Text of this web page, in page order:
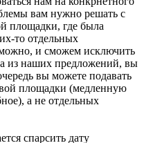
вам нужно решать с
площадки, где была
то отдельных
и сможем исключить
из наших предложений, вы
вы можете подавать
площадки (медленную
а не отдельных
спарсить дату